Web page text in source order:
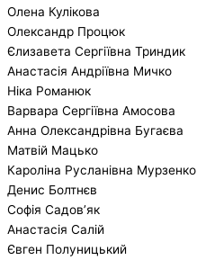
Олена Кулікова
Олександр Процюк
Єлизавета Сергіївна Триндик
Анастасія Андріївна Мичко
Ніка Романюк
Варвара Сергіївна Амосова
Анна Олександрівна Бугаєва
Матвій Мацько
Кароліна Русланівна Мурзенко
Денис Болтнєв
Софія Садов’як
Анастасія Салій
Євген Полуницький